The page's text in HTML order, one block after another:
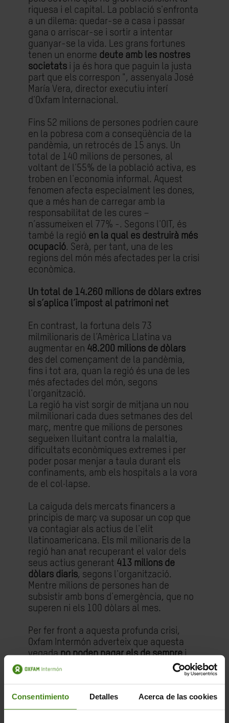
Consentimiento Detalles Acerca de las cookies
riquesa i el capital. La població s'enfronta
a un dilema: quedar-se a casa i passar
gana o arriscar-se i sortir a intentar
guanyar-se la vida. Les grans fortunes
tenen un enorme deute amb les nostres
societats i ja és hora que paguin la justa
part que els correspon ", assenyala José
María Vera, director executiu interí
d'Oxfam Internacional.
Fins 52 milions de persones podrien caure
en la pobresa com a conseqüència de la
pandèmia, un retrocés de 15 anys. Un
total de 140 milions de persones, al
voltant de l'55% de la població activa, es
troben en l'economia informal. Aquest
fenomen afecta especialment les dones,
que a més han de carregar amb la
responsabilitat de les cures –
n’assumeixen el 77% -. Segons l'OIT, és
també la regió en la qual es destruirà més
ocupació. Serà, per tant, una de les
regions del món més afectades per la crisi
econòmica.
Un total de 14.260 milions de dòlars extres
si s’aplica l’impost al patrimoni net
En contrast, la fortuna dels 73
milmilionaris de l’Amèrica Llatina va
augmentar en 48.200 milions de dòlars
des del començament de la pandèmia,
fins i tot ara, quan la regió és una de les
més afectades del món, segons
l'organització.
La regió ha vist sorgir de mitjana un nou
milmilionari cada dues setmanes des del
març, mentre que milions de persones
segueixen lluitant contra la malaltia,
dificultats econòmiques extremes i per
poder posar menjar a taula durant els
confinaments, amb els hospitals a la vora
de el col·lapse.
La caiguda dels mercats financers a
principis de març va suposar un cop que
va contagiar als actius de l'elit
llatinoamericana. Els mil milionaris de la
regió han anat recuperant el valor dels
seus actius generant 413 milions de
dòlars diaris, segons l'organització.
Mentre milions de persones han de
subsistir amb bons d'emergència, que no
superen ni els 100 dòlars al mes.
Per fer front a aquesta profunda crisi,
Oxfam Intermón adverteix que aquesta
vegadano poden pagar els de semprei
assenyala que són necessàries mesures
estructurals, a el temps que es
corregeixen les deficiències del passat.
Entre elles, l'organització proposa aplicar